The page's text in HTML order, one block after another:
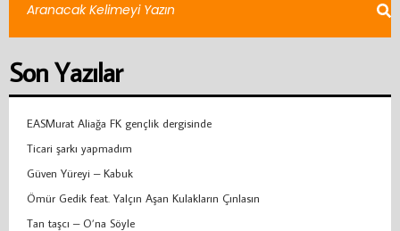
Son Yazılar
EASMurat Aliağa FK gençlik dergisinde
Ticari şarkı yapmadım
Güven Yüreyi – Kabuk
Ömür Gedik feat. Yalçın Aşan Kulakların Çınlasın
Tan taşcı – O’na Söyle